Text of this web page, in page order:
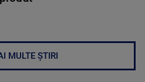
MULTE ȘTIRI